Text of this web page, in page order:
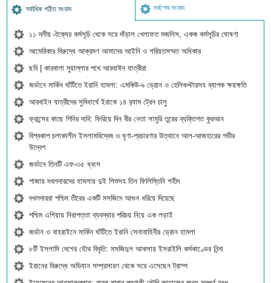
সর্বাধিক পঠিত সংবাদ সর্বশেষ সংবাদ
১১ দলীয় ঐক্যের কর্মসূচি থেকে সরে দাঁড়াল খেলাফত মজলিস, একক কর্মসূচির ঘোষণা
আমেরিকার বিরুদ্ধে আক্রমণ আমাদের আইনি ও শরিয়তসম্মত অধিকার
ছবি | কারবালা মুয়াল্লার পথে আরবাঈন যাত্রীরা
জর্ডানে মার্কিন ঘাঁটিতে ইরানি হামলা: এমকিউ-৯ ড্রোন ও হেলিকপ্টারসহ ব্যাপক ক্ষয়ক্ষতি
আরবাইন যাত্রীদের সুবিধার্থে ইরাকে ১৪ র‍্যাম ট্রেন চালু
ফ্রান্সের কাছে গিনির দাবি: ফিরিয়ে দিন বীর নেতা সামুরি তুরের ব্যক্তিগত কুরআন
বিশ্বকাপ চলাকালীন ইসলামবিদ্বেষ ও ঘৃণা-প্রচারণার উত্থানে আল-আজহারের গভীর
উদ্বেগ
জর্ডানে তিনটি এফ-৩৫ ধ্বংস
গাজায় দখলদারদের হামলায় দুই শিশুসহ তিন ফিলিস্তিনি শহীদ
দখলদাররা পশ্চিম তীরের একটি মসজিদে আগুন ধরিয়ে দিয়েছে
পশ্চিম এশিয়ায় নিরাপত্তা ব্যবস্থার পরিচয় নিয়ে এক লড়াই
জর্ডান ও বাহরাইনে মার্কিন ঘাঁটিতে ইরানি সেনাবাহিনীর ড্রোন হামলা
৮টি ইসলামি দেশের যৌথ বিবৃতি: মসজিদুল আকসায় ইসরাইলি কর্মকাণ্ডের নিন্দা
ইরানের বিরুদ্ধে অভিযান সম্প্রসারণ থেকে সরে এসেছেন ট্রাম্প